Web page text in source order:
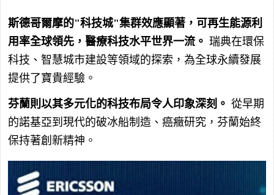
斯德哥爾摩的"科技城"集群效應顯著，可再生能源利
用率全球領先，醫療科技水平世界一流。 瑞典在環保
科技、智慧城市建設等領域的探索，為全球永續發展
提供了寶貴經驗。
芬蘭則以其多元化的科技布局令人印象深刻。 從早期
的諾基亞到現代的破冰船制造、癌癥研究，芬蘭始終
保持著創新精神。